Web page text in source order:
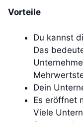
Vorteile
Du kannst
Das
Dein
Es eröffnet
Viele